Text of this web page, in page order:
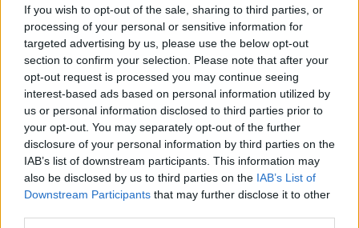
If you wish to opt-out of the sale, sharing to third parties, or
processing of your personal or sensitive information for
targeted advertising by us, please use the below opt-out
section to confirm your selection. Please note that after your
opt-out request is processed you may continue seeing
interest-based ads based on personal information utilized by
us or personal information disclosed to third parties prior to
your opt-out. You may separately opt-out of the further
disclosure of your personal information by third parties on the
IAB’s list of downstream participants. This information may
also be disclosed by us to third parties on the IAB’s List of
Downstream Participants that may further disclose it to other
állhat